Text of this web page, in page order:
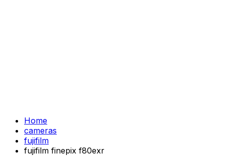
Home
cameras
fujifilm
fujifilm finepix f80exr